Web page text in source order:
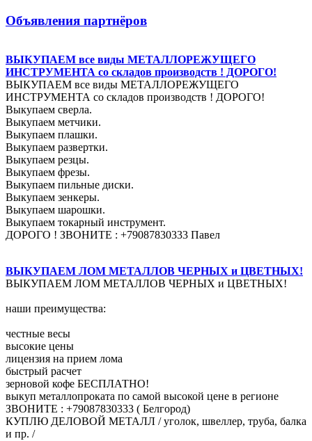
Объявления партнёров
ВЫКУПАЕМ все виды МЕТАЛЛОРЕЖУЩЕГО
ИНСТРУМЕНТА со складов производств ! ДОРОГО!
ВЫКУПАЕМ все виды МЕТАЛЛОРЕЖУЩЕГО
ИНСТРУМЕНТА со складов производств ! ДОРОГО!
Выкупаем сверла.
Выкупаем метчики.
Выкупаем плашки.
Выкупаем развертки.
Выкупаем резцы.
Выкупаем фрезы.
Выкупаем пильные диски.
Выкупаем зенкеры.
Выкупаем шарошки.
Выкупаем токарный инструмент.
ДОРОГО ! ЗВОНИТЕ : +79087830333 Павел
ВЫКУПАЕМ ЛОМ МЕТАЛЛОВ ЧЕРНЫХ и ЦВЕТНЫХ!
ВЫКУПАЕМ ЛОМ МЕТАЛЛОВ ЧЕРНЫХ и ЦВЕТНЫХ!
наши преимущества:
честные весы
высокие цены
лицензия на прием лома
быстрый расчет
зерновой кофе БЕСПЛАТНО!
выкуп металлопроката по самой высокой цене в регионе
ЗВОНИТЕ : +79087830333 ( Белгород)
КУПЛЮ ДЕЛОВОЙ МЕТАЛЛ / уголок, швеллер, труба, балка
и пр. /